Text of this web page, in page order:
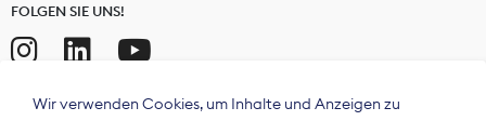
FOLGEN SIE UNS!
Wir verwenden Cookies, um Inhalte und Anzeigen zu